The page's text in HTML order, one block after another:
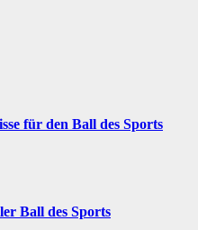
für den Ball des Sports
Ball des Sports